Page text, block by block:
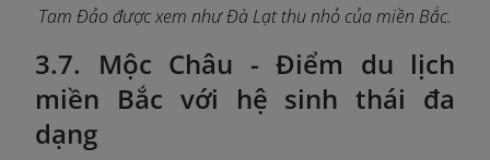
Tam Đảo được xem như Đà Lạt thu nhỏ của miền Bắc.
3.7. Mộc Châu - Điểm du lịch
miền Bắc với hệ sinh thái đa
dạng